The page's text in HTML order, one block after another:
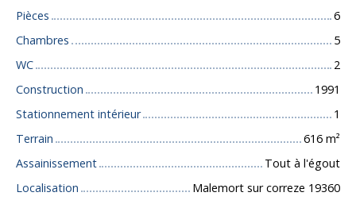
Pièces
6
Chambres
5
WC
2
Construction
1991
Stationnement intérieur
1
Terrain
616 m²
Assainissement
Tout à l'égout
Localisation
Malemort sur correze 19360